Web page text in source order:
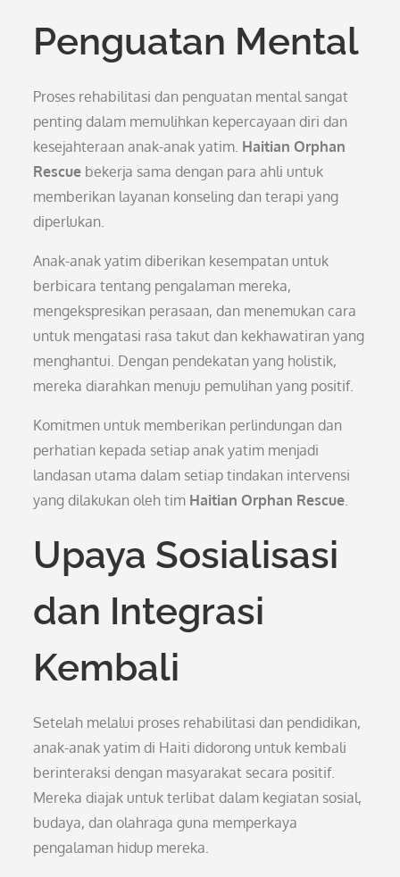
Penguatan Mental
Proses rehabilitasi dan penguatan mental sangat
penting dalam memulihkan kepercayaan diri dan
kesejahteraan anak-anak yatim. Haitian Orphan
Rescue bekerja sama dengan para ahli untuk
memberikan layanan konseling dan terapi yang
diperlukan.
Anak-anak yatim diberikan kesempatan untuk
berbicara tentang pengalaman mereka,
mengekspresikan perasaan, dan menemukan cara
untuk mengatasi rasa takut dan kekhawatiran yang
menghantui. Dengan pendekatan yang holistik,
mereka diarahkan menuju pemulihan yang positif.
Komitmen untuk memberikan perlindungan dan
perhatian kepada setiap anak yatim menjadi
landasan utama dalam setiap tindakan intervensi
yang dilakukan oleh tim Haitian Orphan Rescue.
Upaya Sosialisasi
dan Integrasi
Kembali
Setelah melalui proses rehabilitasi dan pendidikan,
anak-anak yatim di Haiti didorong untuk kembali
berinteraksi dengan masyarakat secara positif.
Mereka diajak untuk terlibat dalam kegiatan sosial,
budaya, dan olahraga guna memperkaya
pengalaman hidup mereka.